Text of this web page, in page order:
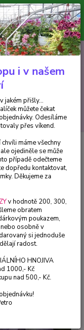
je 300 Kč.
a balíček můžete čekat
Objednávky
přišly...
Hledat
0ks
za0 Kč
- cena za kus v 3-
- cena za
i v našem
jakém přišly...
můžete čekat
Odesíláme
přes víkend.
máme všechny
ojediněle se může
případě odečteme
dopředu kontaktovat,
Děkujeme za
v hodnotě 200, 300,
obratem
poukazem,
osobně v
si jednoduše
radost.
HNOJIVA
1000,- Kč
nad 500,- Kč.